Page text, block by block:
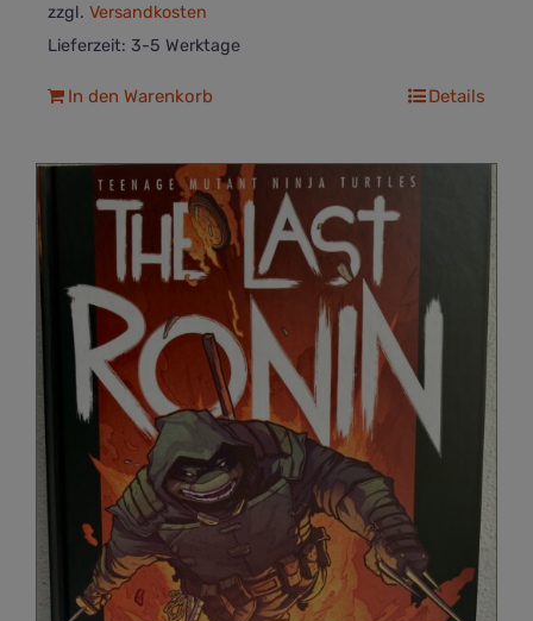
zzgl. Versandkosten
Lieferzeit: 3-5 Werktage
In den Warenkorb Details